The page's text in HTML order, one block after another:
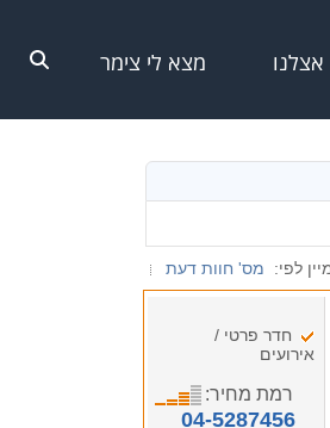
מצא לי צימר
לפי: מס' חוות דעת
חדר פרטי /
אירועים
רמת מחיר:
04-5287456